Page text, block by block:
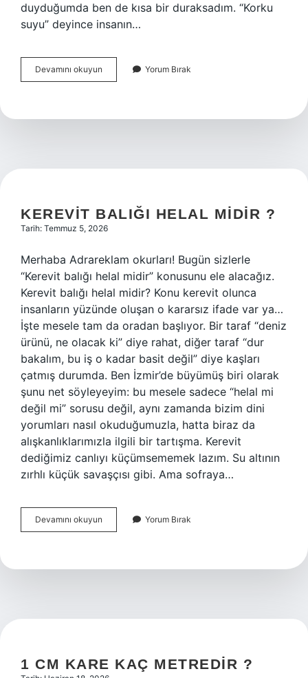
duyduğumda ben de kısa bir duraksadım. “Korku
suyu” deyince insanın…
Devamını okuyun
bardak
suyu
Yorum Bırak
KEREVIT BALIĞI HELAL MIDIR ?
Tarih: Temmuz 5, 2026
Merhaba Adrareklam okurları! Bugün sizlerle
“Kerevit balığı helal midir” konusunu ele alacağız.
Kerevit balığı helal midir? Konu kerevit olunca
insanların yüzünde oluşan o kararsız ifade var ya…
İşte mesele tam da oradan başlıyor. Bir taraf “deniz
ürünü, ne olacak ki” diye rahat, diğer taraf “dur
bakalım, bu iş o kadar basit değil” diye kaşları
çatmış durumda. Ben İzmir’de büyümüş biri olarak
şunu net söyleyeyim: bu mesele sadece “helal mi
değil mi” sorusu değil, aynı zamanda bizim dini
yorumları nasıl okuduğumuzla, hatta biraz da
alışkanlıklarımızla ilgili bir tartışma. Kerevit
dediğimiz canlıyı küçümsememek lazım. Su altının
zırhlı küçük savaşçısı gibi. Ama sofraya…
Devamını okuyun
balığı
?
Yorum Bırak
1 CM KARE KAÇ METREDIR ?